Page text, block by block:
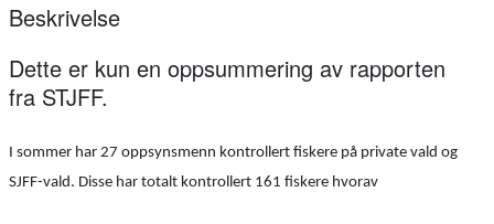
Beskrivelse
Dette er kun en oppsummering av rapporten
fra STJFF.
I sommer har 27 oppsynsmenn kontrollert fiskere på private vald og
SJFF-vald. Disse har totalt kontrollert 161 fiskere hvorav